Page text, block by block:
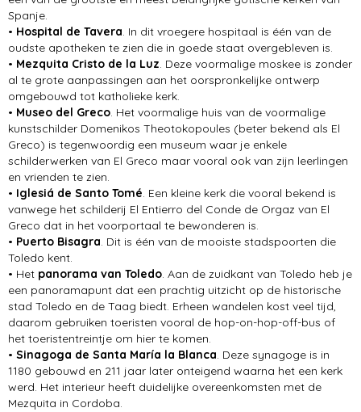
Spanje.
• Hospital de Tavera. In dit vroegere hospitaal is één van de
oudste apotheken te zien die in goede staat overgebleven is.
• Mezquita Cristo de la Luz. Deze voormalige moskee is zonder
al te grote aanpassingen aan het oorspronkelijke ontwerp
omgebouwd tot katholieke kerk.
• Museo del Greco. Het voormalige huis van de voormalige
kunstschilder Domenikos Theotokopoules (beter bekend als El
Greco) is tegenwoordig een museum waar je enkele
schilderwerken van El Greco maar vooral ook van zijn leerlingen
en vrienden te zien.
• Iglesiá de Santo Tomé. Een kleine kerk die vooral bekend is
vanwege het schilderij El Entierro del Conde de Orgaz van El
Greco dat in het voorportaal te bewonderen is.
• Puerto Bisagra. Dit is één van de mooiste stadspoorten die
Toledo kent.
• Het panorama van Toledo. Aan de zuidkant van Toledo heb je
een panoramapunt dat een prachtig uitzicht op de historische
stad Toledo en de Taag biedt. Erheen wandelen kost veel tijd,
daarom gebruiken toeristen vooral de hop-on-hop-off-bus of
het toeristentreintje om hier te komen.
• Sinagoga de Santa María la Blanca. Deze synagoge is in
1180 gebouwd en 211 jaar later onteigend waarna het een kerk
werd. Het interieur heeft duidelijke overeenkomsten met de
Mezquita in Cordoba.